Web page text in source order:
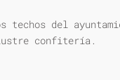
del
confitería.